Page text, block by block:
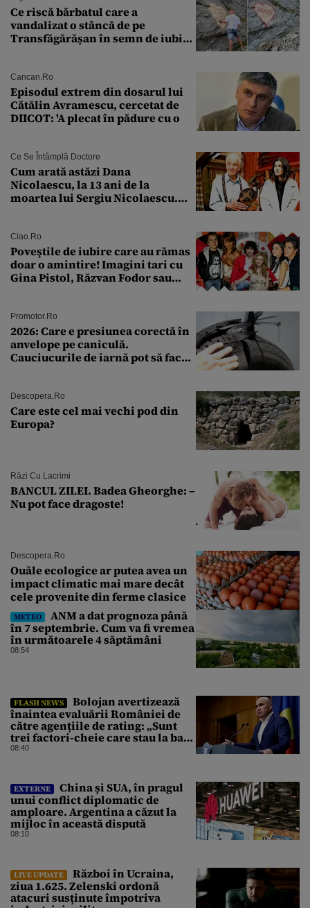
Ce riscă bărbatul care a
vandalizat o stâncă de pe
Transfăgărășan în semn de iubire
Cancan.ro
Episodul extrem din dosarul lui
Cătălin Avramescu, cercetat de
DIICOT: 'A plecat în pădure cu o
Ce Se Întâmplă Doctore
Cum arată astăzi Dana
Nicolaescu, la 13 ani de la
moartea lui Sergiu Nicolaescu.
Ciao.ro
Poveştile de iubire care au rămas
doar o amintire! Imagini tari cu
Gina Pistol, Răzvan Fodor sau
Promotor.ro
2026: Care e presiunea corectă în
anvelope pe caniculă.
Cauciucurile de iarnă pot să facă
Descopera.ro
Care este cel mai vechi pod din
Europa?
Râzi Cu Lacrimi
BANCUL ZILEI. Badea Gheorghe: –
Nu pot face dragoste!
Descopera.ro
Ouăle ecologice ar putea avea un
impact climatic mai mare decât
cele provenite din ferme clasice
METEO
ANM a dat prognoza până
în 7 septembrie. Cum va fi vremea
în următoarele 4 săptămâni
08:54
FLASH NEWS
Bolojan avertizează
înaintea evaluării României de
către agențiile de rating: „Sunt
trei factori-cheie care stau la baza
acestor evaluări”
08:40
EXTERNE
China și SUA, în pragul
unui conflict diplomatic de
amploare. Argentina a căzut la
mijloc în această dispută
08:10
LIVE UPDATE
Război în Ucraina,
ziua 1.625. Zelenski ordonă
atacuri susținute împotriva